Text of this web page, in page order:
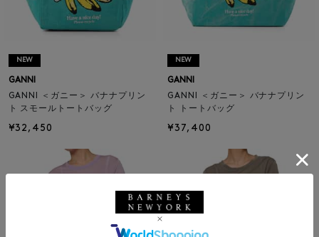
NEW
GANNI
GANNI ＜ガニー＞ バナナプリン
ト スモールトートバッグ
¥32,450
NEW
GANNI
GANNI ＜ガニー＞ バナナプリン
ト トートバッグ
¥37,400